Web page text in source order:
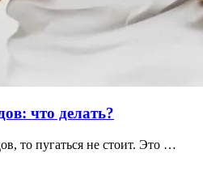
что делать?
то пугаться не стоит. Это …